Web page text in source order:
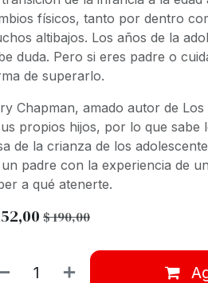
físicos, tanto por dentro
altibajos. Los años de la
duda. Pero si eres padre o
de superarlo.
Chapman, amado autor de Los
propios hijos, por lo que sabe
de la crianza de los
padre con la experiencia de
a qué atenerte.
$190,00